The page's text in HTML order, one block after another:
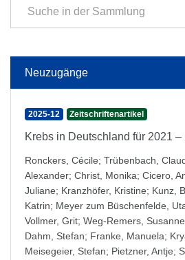
Neuzugänge
2025-12 Zeitschriftenartikel
Krebs in Deutschland für 2021 –
Ronckers, Cécile; Trübenbach,
Alexander; Christ, Monika; Cicero,
Juliane; Kranzhöfer, Kristine; Kunz,
Katrin; Meyer zum Büschenfelde,
Vollmer, Grit; Weg-Remers, Susanne
Dahm, Stefan; Franke, Manuela;
Meisegeier, Stefan; Pietzner, Antje;